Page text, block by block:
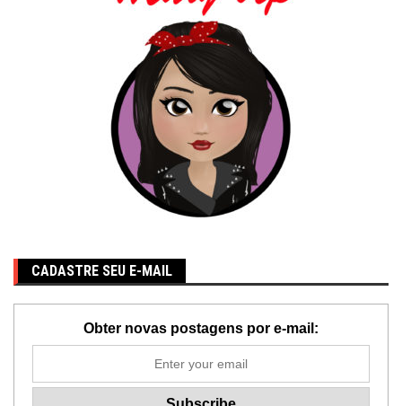
CADASTRE SEU E-MAIL
Obter novas postagens por e-mail: